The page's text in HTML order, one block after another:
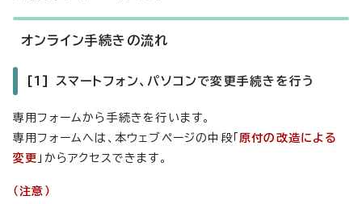
オンライン手続きの流れ
[1] スマートフォン、パソコンで変更手続きを行う
専用フォームから手続きを行います。
専用フォームへは、本ウェブページの中段「 原付の改造による
変更 」からアクセスできます。
（注意）